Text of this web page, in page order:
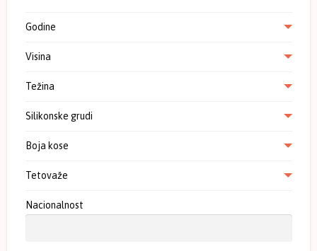
Godine
Visina
Težina
Silikonske grudi
Boja kose
Tetovaže
Nacionalnost